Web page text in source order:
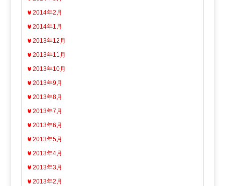
2014年2月
2014年1月
2013年12月
2013年11月
2013年10月
2013年9月
2013年8月
2013年7月
2013年6月
2013年5月
2013年4月
2013年3月
2013年2月